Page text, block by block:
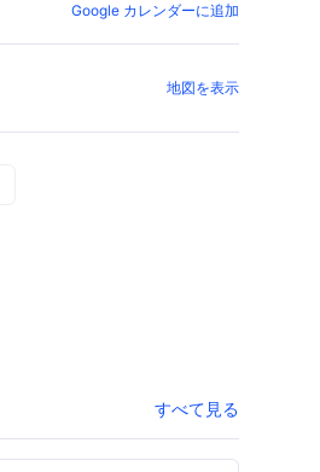
Google カレンダーに追加
地図を表示
すべて見る